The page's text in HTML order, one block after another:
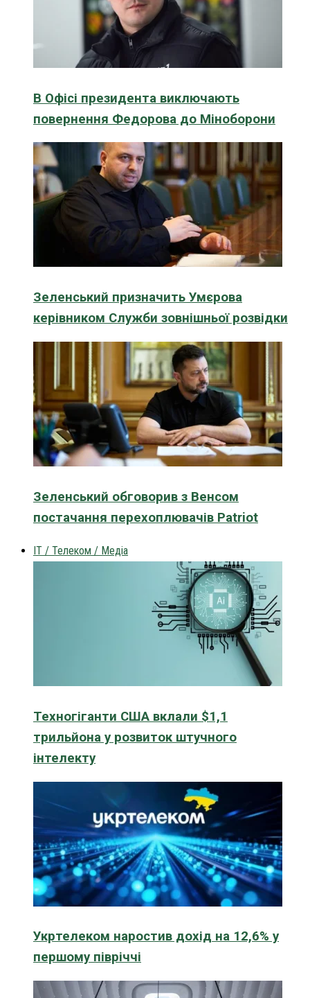
В Офісі президента виключають
повернення Федорова до Міноборони
Зеленський призначить Умєрова
керівником Служби зовнішньої розвідки
Зеленський обговорив з Венсом
постачання перехоплювачів Patriot
IT / Телеком / Медіа
Техногіганти США вклали $1,1
трильйона у розвиток штучного
інтелекту
Укртелеком наростив дохід на 12,6% у
першому півріччі